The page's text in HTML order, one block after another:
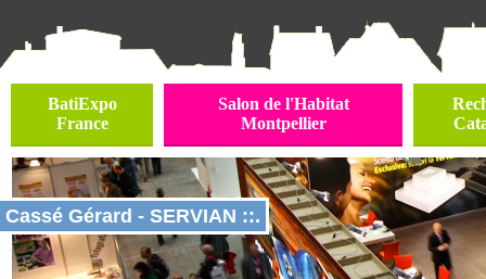
BatiExpo
France
Salon de l'Habitat
Montpellier
Cassé Gérard - SERVIAN ::.